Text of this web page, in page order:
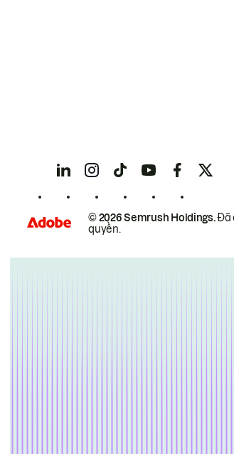
© 2026 Semrush Holdings.Đã
quyền.